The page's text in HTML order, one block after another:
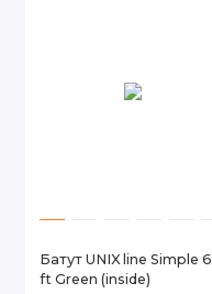
Батут UNIX line Simple 6
ft Green (inside)